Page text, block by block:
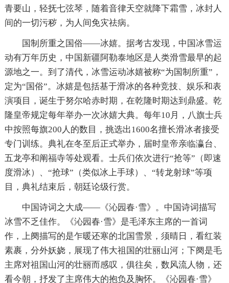
青要山，轻抚七弦琴，随着音律天空就降下霜雪，冰封人
间的一切污秽，为人间免灾祛病。
国制所重之国俗——冰嬉。据考古发现，中国冰雪运
动有万年历史，中国新疆阿勒泰地区是人类滑雪最早的起
源地之一。到了清代，冰雪运动冰嬉被称“为国制所重”，
定为“国俗”。冰嬉是包括基于滑冰的各种竞技、娱乐和表
演项目，诞生于努尔哈赤时期，在乾隆时期达到鼎盛。乾
隆皇帝规定每年举办一次冰嬉大典。每年10月，八旗士兵
中按照每旗200人的数目，挑选出1600名擅长滑冰者接受
专门训练。典礼在冬至后正式举办，届时皇帝亲临瀛台、
五龙亭和阐福寺等处观看。士兵们依次进行“抢等”（即速
度滑冰）、“抢球”（类似冰上手球）、“转龙射球”等项
目，典礼结束后，朝廷论级行赏。
中国诗词之大成——《沁园春·雪》。中国诗词描写
冰雪不乏佳作。《沁园春·雪》是毛泽东主席的一首词
作，上阕描写的是乍暖还寒的北国雪景，须晴日，看红装
素裹，分外妖娆，展现了伟大祖国的壮丽山河；下阕是毛
主席对祖国山河的壮丽而感叹，俱往矣，数风流人物，还
看今朝，抒发了主席伟大的抱负及胸怀。《沁园春·雪》